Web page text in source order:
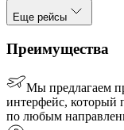
Еще рейсы
Преимущества
Мы предлагаем
интерфейс, который
по любым